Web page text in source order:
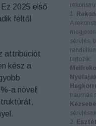
2025 első
féltől
attribúciót
kész a
a növeli
1.
A
sérülés,
tartozik:
traumás
2.